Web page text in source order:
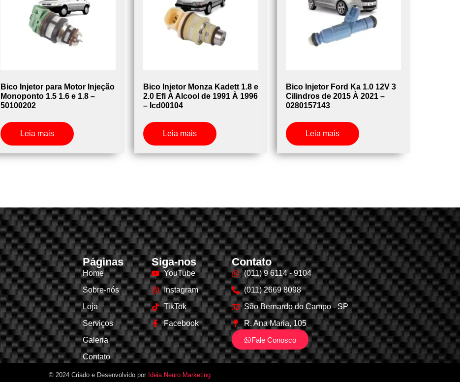
Bico Injetor para Motor Injeção
Monoponto 1.5 1.6 e 1.8 –
50100202
Leia mais
Bico Injetor Monza Kadett 1.8 e
2.0 Efi À Alcool de 1991 À 1996
– Icd00104
Leia mais
Bico Injetor Ford Ka 1.0 12V 3
Cilindros de 2015 À 2021 –
0280157143
Leia mais
Páginas
Home
Sobre-nós
Loja
Serviços
Galeria
Contato
Siga-nos
YouTube
Instagram
TikTok
Facebook
Contato
(011) 9 6114 - 9104
(011) 2669 8098
São Bernardo do Campo - SP
R. Ana Maria, 105
Fale Conosco
© 2024 Criado e Desenvolvido por Ideia Neuro Marketing